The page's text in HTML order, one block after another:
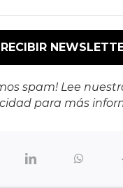
spam! Lee
para más